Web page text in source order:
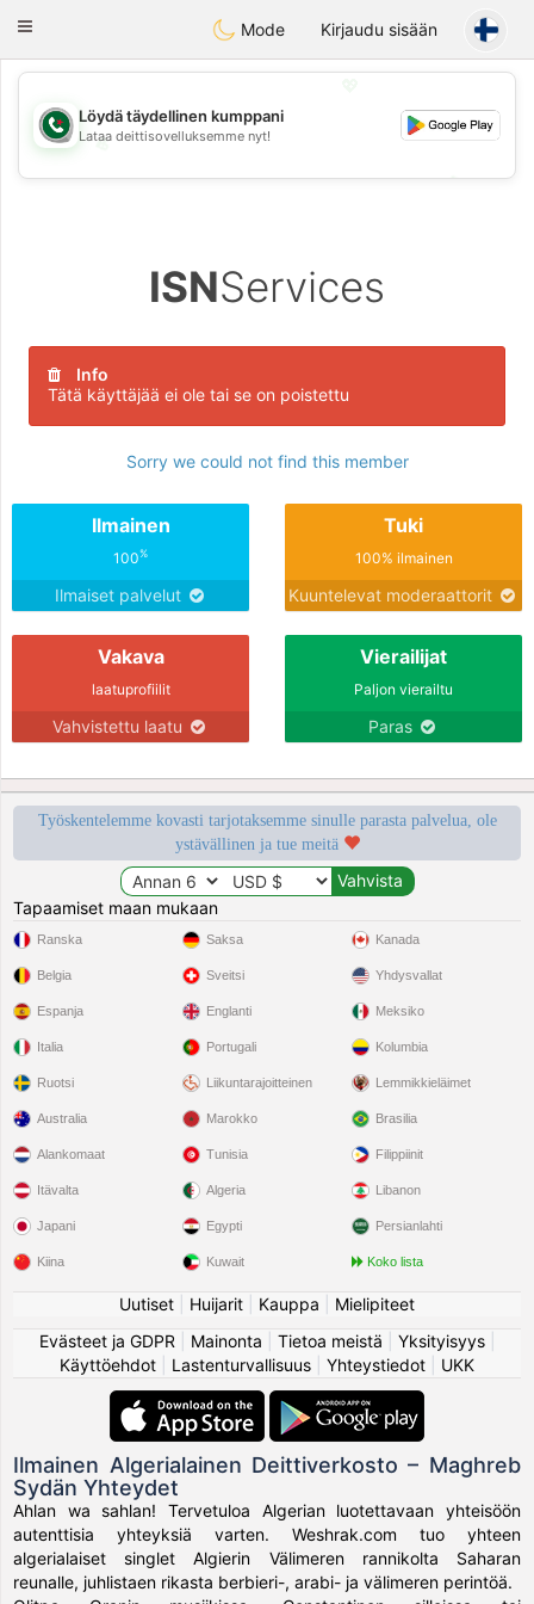
Weshrak
Toggle
Mode Kirjaudu sisään
💖
💕
Löydä täydellinen kumppani
Lataa deittisovelluksemme nyt!
ISNServices
Info
Tätä käyttäjää ei ole tai se on poistettu
Sorry we could not find this member
Ilmainen
100%
Ilmaiset palvelut
Tuki
100% ilmainen
Kuuntelevat moderaattorit
Vakava
laatuprofiilit
Vahvistettu laatu
Vierailijat
Paljon vierailtu
Paras
Työskentelemme kovasti tarjotaksemme sinulle parasta palvelua, ole
ystävällinen ja tue meitä
Tapaamiset maan mukaan
Ranska
Belgia
Espanja
Italia
Ruotsi
Saksa
Sveitsi
Englanti
Portugali
Liikuntarajoitteinen
Kanada
Yhdysvallat
Meksiko
Kolumbia
Lemmikkieläimet
Australia
Alankomaat
Itävalta
Japani
Kiina
Marokko
Tunisia
Algeria
Egypti
Kuwait
Brasilia
Filippiinit
Libanon
Persianlahti
Koko lista
Uutiset Huijarit Kauppa
Mielipiteet
Evästeet ja GDPR
Mainonta Tietoa meistä Yksityisyys|
Käyttöehdot
Lastenturvallisuus Yhteystiedot UKK
Ilmainen Algerialainen Deittiverkosto – Maghreb
Sydän Yhteydet
Ahlan wa sahlan! Tervetuloa Algerian luotettavaan yhteisöön
autenttisia yhteyksiä varten. Weshrak.com tuo yhteen
algerialaiset singlet Algierin Välimeren rannikolta Saharan
reunalle, juhlistaen rikasta berbieri-, arabi- ja välimeren perintöä.